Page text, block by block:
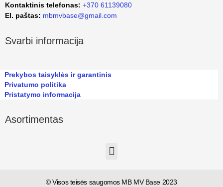
Kontaktinis telefonas: +370 61139080
El. paštas: mbmvbase@gmail.com
Svarbi informacija
Prekybos taisyklės ir garantinis
Privatumo politika
Pristatymo informacija
Asortimentas
© Visos teisės saugomos MB MV Base 2023